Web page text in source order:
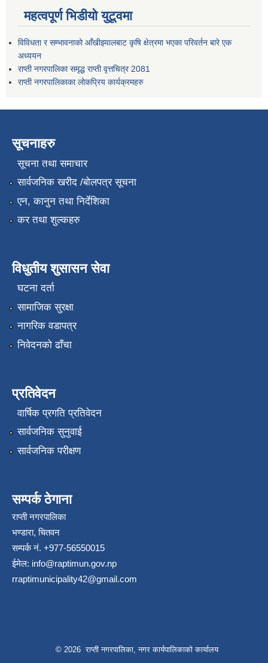
महत्वपूर्ण भिडीयो युटूवमा
विविधता र सम्भावनाको आँखीझ्यालबाट कृषि क्षेत्रमा भएका परिवर्तन बारे एक
अध्ययन
राप्ती नगरपालिका समृद्ध राप्ती वृत्तचित्र 2081
राप्ती नगरपालिकाका लोकप्रिय कार्यक्रमहरु
सूचनाहरु
सूचना तथा समाचार
सार्वजनिक खरीद /बोलपत्र सूचना
एन, कानुन तथा निर्देशिका
कर तथा शुल्कहरु
विधुतीय शुसासन सेवा
घटना दर्ता
सामाजिक सुरक्षा
नागरिक वडापत्र
निवेदनको ढाँचा
प्रतिवेदन
वार्षिक प्रगति प्रतिवेदन
सार्वजनिक सुनुवाई
सार्वजनिक परीक्षण
सम्पर्क ठेगाना
राप्ती नगरपालिका
भण्डारा, चितवन
सम्पर्क नं. +977-56550015
ईमेल: info@raptimun.gov.np
rraptimunicipality42@gmail.com
© 2026 राप्ती नगरपालिका, नगर कार्यपालिकाको कार्यालय